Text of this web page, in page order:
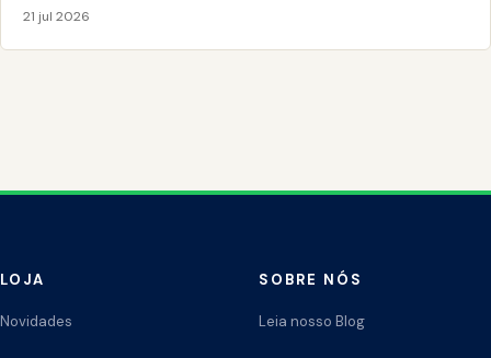
21 jul 2026
LOJA
Novidades
SOBRE NÓS
Leia nosso Blog